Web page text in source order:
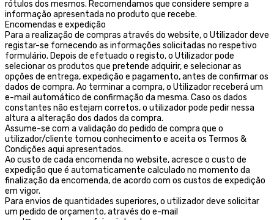
rótulos dos mesmos. Recomendamos que considere sempre a
informação apresentada no produto que recebe.
Encomendas e expedição
Para a realização de compras através do website, o Utilizador deve
registar-se fornecendo as informações solicitadas no respetivo
formulário. Depois de efetuado o registo, o Utilizador pode
selecionar os produtos que pretende adquirir, e selecionar as
opções de entrega, expedição e pagamento, antes de confirmar os
dados de compra. Ao terminar a compra, o Utilizador receberá um
e-mail automático de confirmação da mesma. Caso os dados
constantes não estejam corretos, o utilizador pode pedir nessa
altura a alteração dos dados da compra.
Assume-se com a validação do pedido de compra que o
utilizador/cliente tomou conhecimento e aceita os Termos &
Condições aqui apresentados.
Ao custo de cada encomenda no website, acresce o custo de
expedição que é automaticamente calculado no momento da
finalização da encomenda, de acordo com os custos de expedição
em vigor.
Para envios de quantidades superiores, o utilizador deve solicitar
um pedido de orçamento, através do e-mail